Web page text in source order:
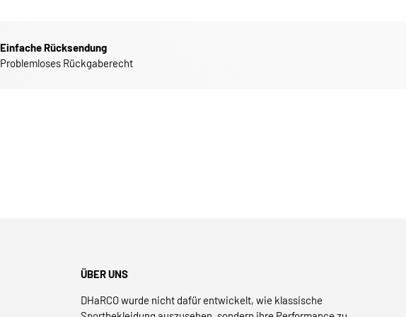
Einfache Rücksendung
Problemloses Rückgaberecht
ÜBER UNS
DHaRCO wurde nicht dafür entwickelt, wie klassische